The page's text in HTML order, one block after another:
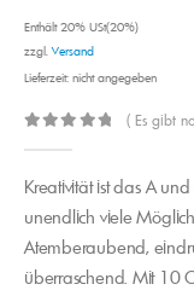
Enthält 20% USt(20%)
zzgl.Versand
Lieferzeit: nicht angegeben
( Es gibt
Kreativität ist das A
unendlich viele
Atemberaubend,
überraschend. Mit 10